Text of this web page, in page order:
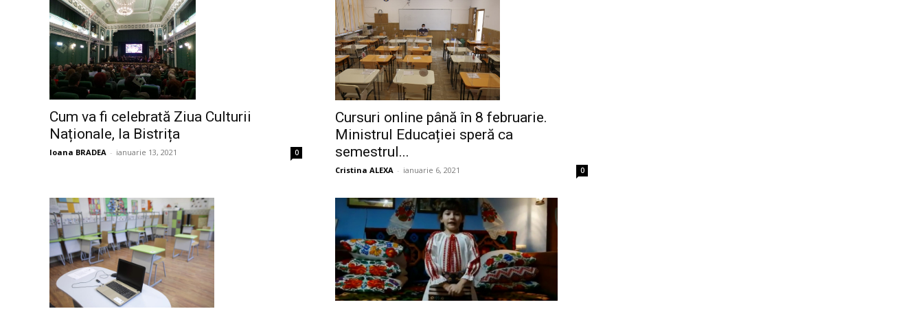
Cum va fi celebrată Ziua Culturii
Naționale, la Bistrița
Ioana BRADEA - ianuarie 13, 2021 0
Cursuri online până în 8 februarie.
Ministrul Educației speră ca
semestrul...
Cristina ALEXA - ianuarie 6, 2021 0